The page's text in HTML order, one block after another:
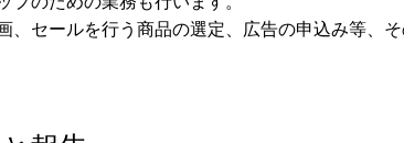
、セールを行う商品の選定、広告の申込み等、